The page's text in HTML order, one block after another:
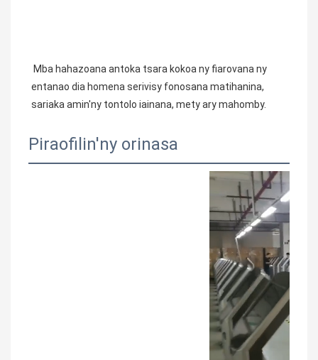
entanao dia homena serivisy fonosana matihanina,
sariaka amin'ny tontolo iainana, mety ary mahomby.
Piraofilin'ny orinasa